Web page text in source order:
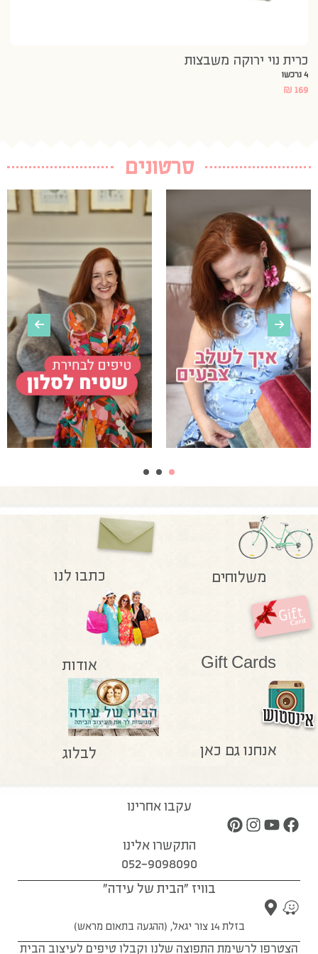
כרית נוי ירוקה משבצות
4 נרכשו
₪ 169
סרטונים
משלוחים כתבו לנו
Gift Cards אודות
אנחנו גם כאן לבלוג
עקבו אחרינו
התקשרו אלינו
052-9098090
בוויז "הבית של עידה"
בזלת 14 צור יגאל, (ההגעה בתאום מראש)
הצטרפו לרשימת התפוצה שלנו וקבלו טיפים לעיצוב הבית